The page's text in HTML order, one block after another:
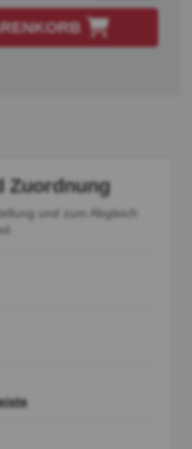
Zuordnung
und zum Abgleich